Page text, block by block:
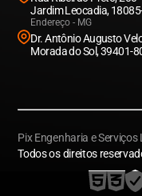
Jardim Leocadia,
Endereço - MG
Dr. Antônio Augusto
Morada do Sol, 39401-
Pix Engenharia e
Todos os direitos